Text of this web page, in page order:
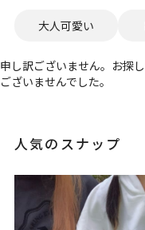
大人可愛い
申し訳ございません。お探
ございませんでした。
人気のスナップ